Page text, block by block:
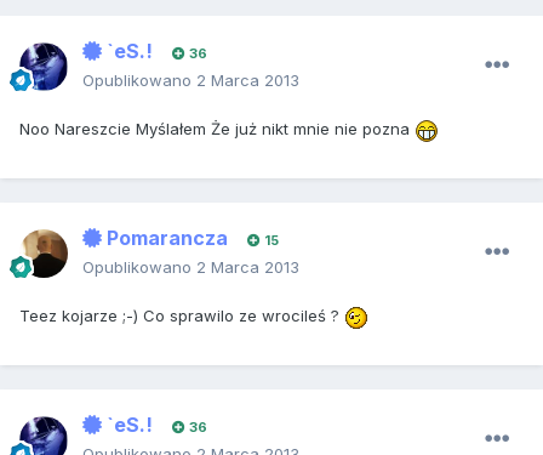
`eS.! 36
Opublikowano 2 Marca 2013
Noo Nareszcie Myślałem Że już nikt mnie nie pozna
Pomarancza 15
Opublikowano 2 Marca 2013
Teez kojarze ;-) Co sprawilo ze wrocileś ?
`eS.! 36